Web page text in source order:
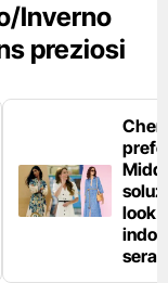
Inverno
preziosi
look
sera